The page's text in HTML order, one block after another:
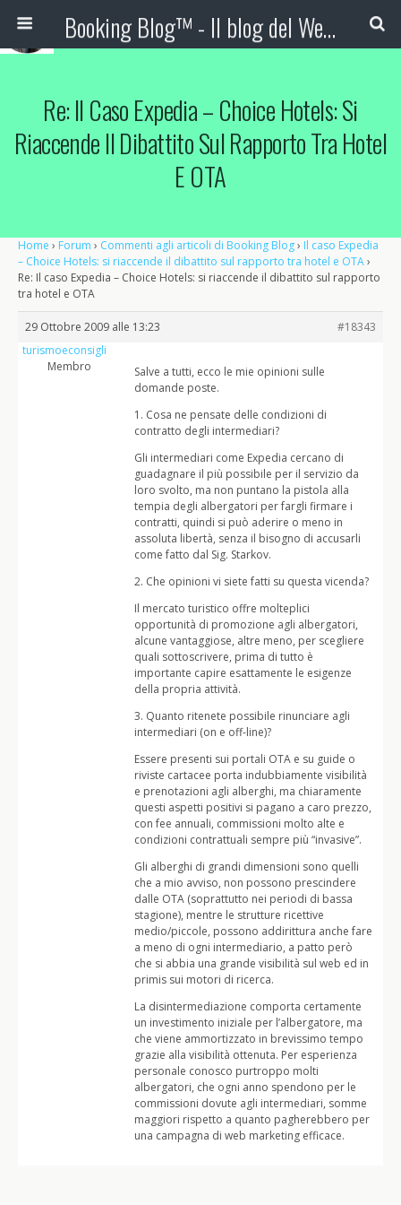
Booking Blog™ - Il blog del Web Marketing Turistico
Re: Il Caso Expedia – Choice Hotels: Si
Riaccende Il Dibattito Sul Rapporto Tra Hotel
E OTA
Home › Forum › Commenti agli articoli di Booking Blog› Il caso Expedia
– Choice Hotels: si riaccende il dibattito sul rapporto tra hotel e OTA›
Re: Il caso Expedia – Choice Hotels: si riaccende il dibattito sul rapporto
tra hotel e OTA
29 Ottobre 2009 alle 13:23
#18343
turismoeconsigli
Membro
Salve a tutti, ecco le mie opinioni sulle
domande poste.
1. Cosa ne pensate delle condizioni di
contratto degli intermediari?
Gli intermediari come Expedia cercano di
guadagnare il più possibile per il servizio da
loro svolto, ma non puntano la pistola alla
tempia degli albergatori per fargli firmare i
contratti, quindi si può aderire o meno in
assoluta libertà, senza il bisogno di accusarli
come fatto dal Sig. Starkov.
2. Che opinioni vi siete fatti su questa vicenda?
Il mercato turistico offre molteplici
opportunità di promozione agli albergatori,
alcune vantaggiose, altre meno, per scegliere
quali sottoscrivere, prima di tutto è
importante capire esattamente le esigenze
della propria attività.
3. Quanto ritenete possibile rinunciare agli
intermediari (on e off-line)?
Essere presenti sui portali OTA e su guide o
riviste cartacee porta indubbiamente visibilità
e prenotazioni agli alberghi, ma chiaramente
questi aspetti positivi si pagano a caro prezzo,
con fee annuali, commissioni molto alte e
condizioni contrattuali sempre più “invasive”.
Gli alberghi di grandi dimensioni sono quelli
che a mio avviso, non possono prescindere
dalle OTA (soprattutto nei periodi di bassa
stagione), mentre le strutture ricettive
medio/piccole, possono addirittura anche fare
a meno di ogni intermediario, a patto però
che si abbia una grande visibilità sul web ed in
primis sui motori di ricerca.
La disintermediazione comporta certamente
un investimento iniziale per l’albergatore, ma
che viene ammortizzato in brevissimo tempo
grazie alla visibilità ottenuta. Per esperienza
personale conosco purtroppo molti
albergatori, che ogni anno spendono per le
commissioni dovute agli intermediari, somme
maggiori rispetto a quanto pagherebbero per
una campagna di web marketing efficace.